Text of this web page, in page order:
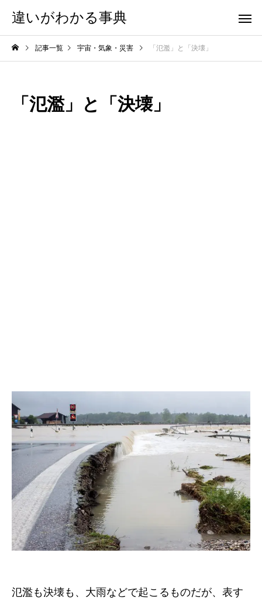
違いがわかる事典
記事一覧 宇宙・気象・災害 「氾濫」と「決壊」
「氾濫」と「決壊」
氾濫も決壊も、大雨などで起こるものだが、表す